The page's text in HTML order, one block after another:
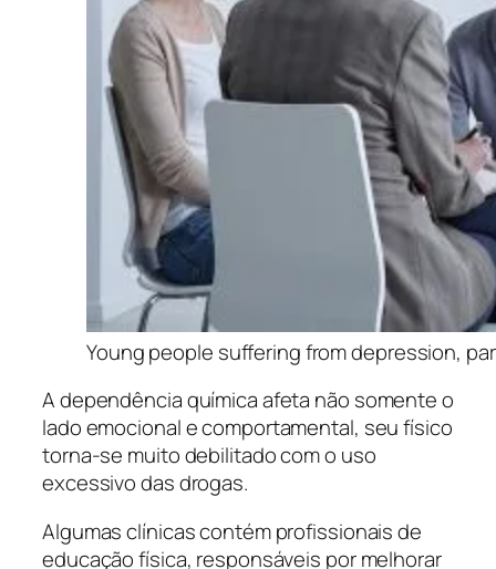
Young people suffering from depression,
A dependência química afeta não somente o
lado emocional e comportamental, seu físico
torna-se muito debilitado com o uso
excessivo das drogas.
Algumas clínicas contém profissionais de
educação física, responsáveis por melhorar